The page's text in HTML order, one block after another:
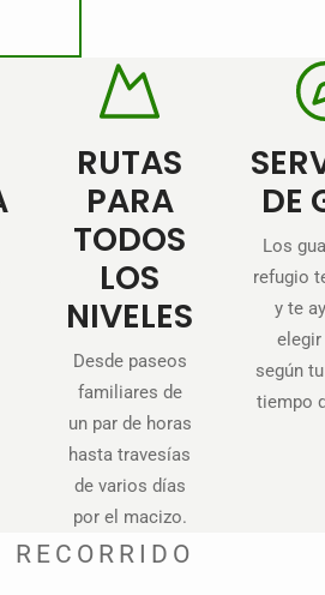
RUTAS
PARA
TODOS
LOS
NIVELES
Desde paseos
familiares de
un par de horas
hasta travesías
de varios días
por el macizo.
DE
Los
refugio
y te
según
tiempo
RECORRIDO